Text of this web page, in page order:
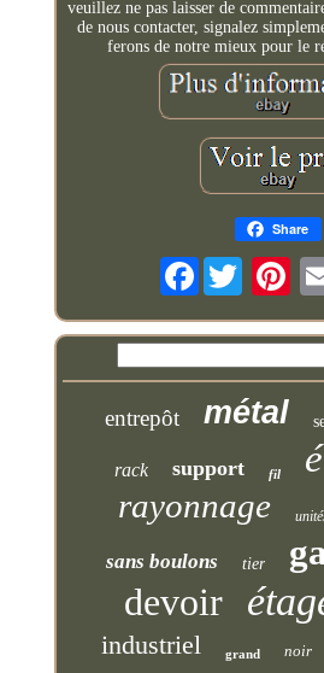
veuillez ne pas laisser de
de nous contacter, signalez
ferons de notre mieux pour le
Share
Facebook
entrepôt métal
rack support fil
rayonnage
sans boulons tier
devoir
industriel grand noir